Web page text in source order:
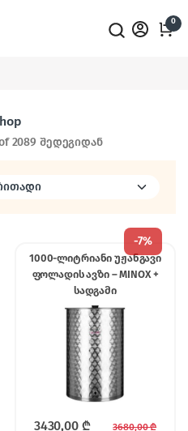
0
of 2089 შედეგიდან
-7%
1000-ლიტრიანი უჟანგავი
ფოლადის ავზი – MINOX +
სადგამი
3430,00 ₾ 3680,00₾